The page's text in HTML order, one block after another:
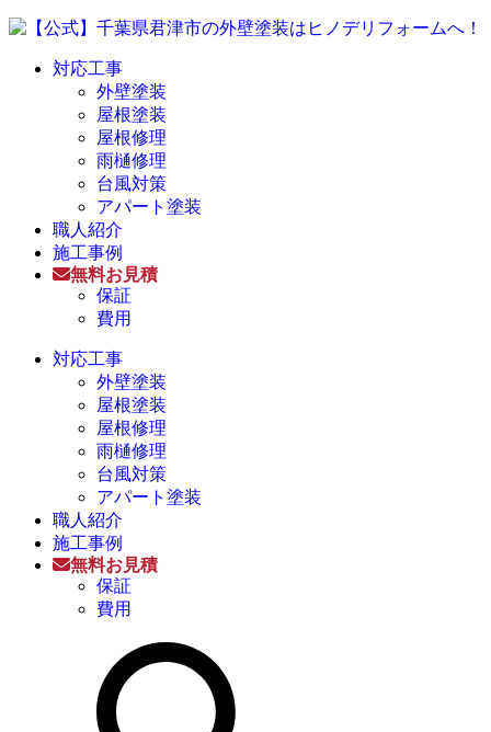
対応工事
外壁塗装
屋根塗装
屋根修理
雨樋修理
台風対策
アパート塗装
職人紹介
施工事例
無料お見積
保証
費用
対応工事
外壁塗装
屋根塗装
屋根修理
雨樋修理
台風対策
アパート塗装
職人紹介
施工事例
無料お見積
保証
費用